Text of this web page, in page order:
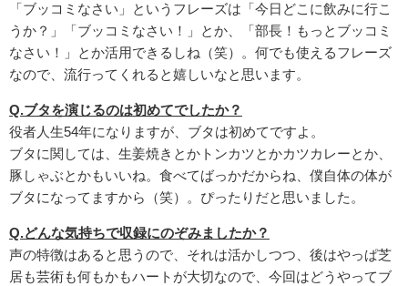
「ブッコミなさい」というフレーズは「今日どこに飲みに行こ
うか？」「ブッコミなさい！」とか、「部長！もっとブッコミ
なさい！」とか活用できるしね（笑）。何でも使えるフレーズ
なので、流行ってくれると嬉しいなと思います。
Q.ブタを演じるのは初めてでしたか？
役者人生54年になりますが、ブタは初めてですよ。
ブタに関しては、生姜焼きとかトンカツとかカツカレーとか、
豚しゃぶとかもいいね。食べてばっかだからね、僕自体の体が
ブタになってますから（笑）。ぴったりだと思いました。
Q.どんな気持ちで収録にのぞみましたか？
声の特徴はあると思うので、それは活かしつつ、後はやっぱ芝
居も芸術も何もかもハートが大切なので、今回はどうやってブ